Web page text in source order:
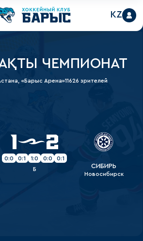
KZ
ЧЕМПИОНАТ
«Барыс Арена»11626 зрителей
1 2
0:0 0:1 1:0 0:0
0:1
Б
СИБИРЬ
Новосибирск